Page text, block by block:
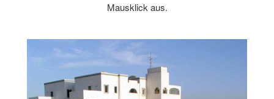
Mausklick aus.